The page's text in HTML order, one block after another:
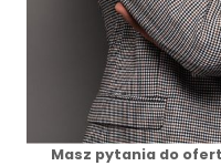
Masz pytania do